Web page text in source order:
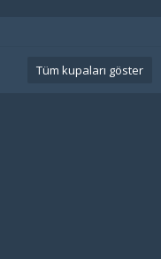
Tüm kupaları göster